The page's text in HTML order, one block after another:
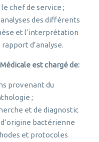
chef de service ;
des différents
et l’interprétation
d’analyse.
est chargé de:
provenant du
;
et de diagnostic
bactérienne
et protocoles